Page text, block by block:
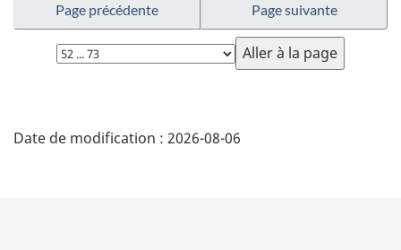
Page précédente Page suivante
Choisissez
la
é
Date de modification : 2026-08-06